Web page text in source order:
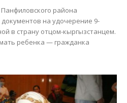
района
на удочерение 9-
в страну отцом-кыргызстанцем.
ребенка — гражданка